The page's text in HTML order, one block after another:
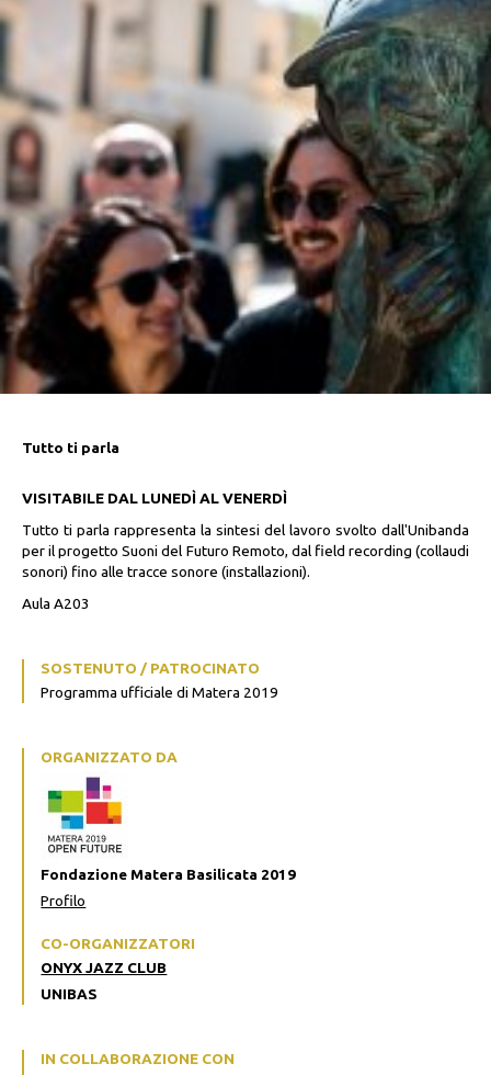
Tutto ti parla
VISITABILE DAL LUNEDÌ AL VENERDÌ
Tutto ti parla rappresenta la sintesi del lavoro svolto dall'Unibanda
per il progetto Suoni del Futuro Remoto, dal field recording (collaudi
sonori) fino alle tracce sonore (installazioni).
Aula A203
SOSTENUTO / PATROCINATO
Programma ufficiale di Matera 2019
ORGANIZZATO DA
Fondazione Matera Basilicata 2019
Profilo
CO-ORGANIZZATORI
ONYX JAZZ CLUB
UNIBAS
IN COLLABORAZIONE CON